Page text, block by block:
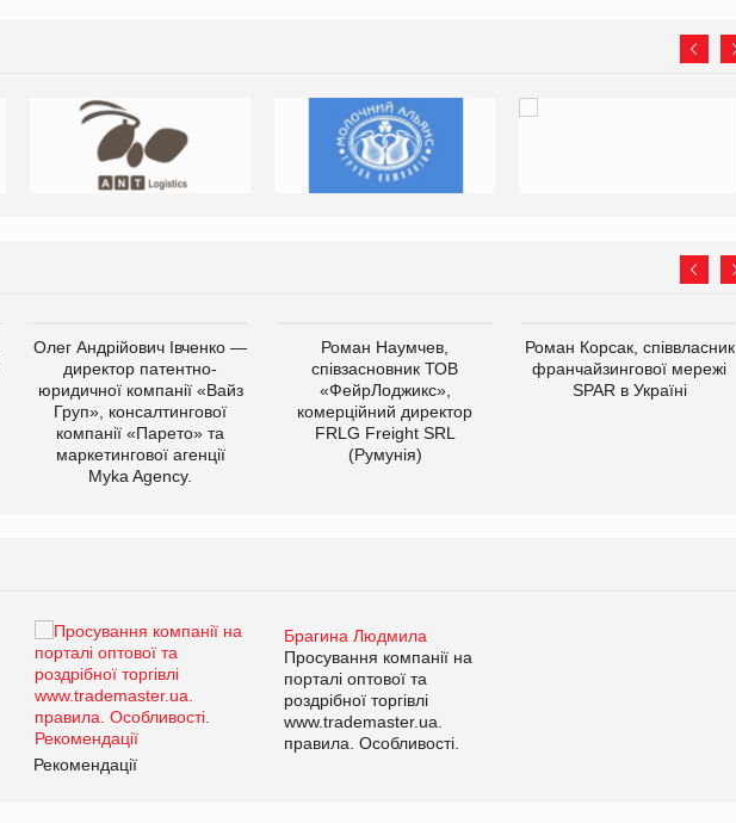
Олег Андрійович Івченко —
директор патентно-
юридичної компанії «Вайз
Груп», консалтингової
компанії «Парето» та
маркетингової агенції
Myka Agency.
Роман Наумчев,
співзасновник ТОВ
«ФейрЛоджикс»,
комерційний директор
FRLG Freight SRL
(Румунія)
Роман Корсак, співвласник
франчайзингової мережі
SPAR в Україні
Брагина Людмила
Просування компанії на
порталі оптової та
роздрібної торгівлі
www.trademaster.ua.
правила. Особливості.
Рекомендації